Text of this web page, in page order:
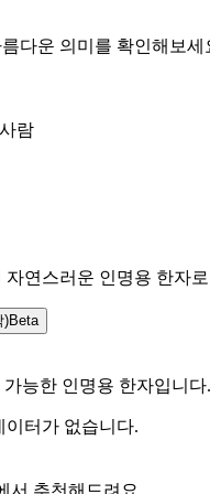
다운 의미를 확인해보세
람
연스러운 인명용 한자
)Beta
능한 인명용 한자입니다.
이터가 없습니다.